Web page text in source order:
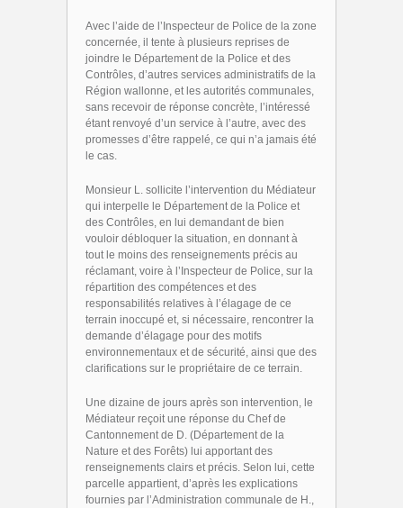
Avec l’aide de l’Inspecteur de Police de la zone
concernée, il tente à plusieurs reprises de
joindre le Département de la Police et des
Contrôles, d’autres services administratifs de la
Région wallonne, et les autorités communales,
sans recevoir de réponse concrète, l’intéressé
étant renvoyé d’un service à l’autre, avec des
promesses d’être rappelé, ce qui n’a jamais été
le cas.
Monsieur L. sollicite l’intervention du Médiateur
qui interpelle le Département de la Police et
des Contrôles, en lui demandant de bien
vouloir débloquer la situation, en donnant à
tout le moins des renseignements précis au
réclamant, voire à l’Inspecteur de Police, sur la
répartition des compétences et des
responsabilités relatives à l’élagage de ce
terrain inoccupé et, si nécessaire, rencontrer la
demande d’élagage pour des motifs
environnementaux et de sécurité, ainsi que des
clarifications sur le propriétaire de ce terrain.
Une dizaine de jours après son intervention, le
Médiateur reçoit une réponse du Chef de
Cantonnement de D. (Département de la
Nature et des Forêts) lui apportant des
renseignements clairs et précis. Selon lui, cette
parcelle appartient, d’après les explications
fournies par l’Administration communale de H.,